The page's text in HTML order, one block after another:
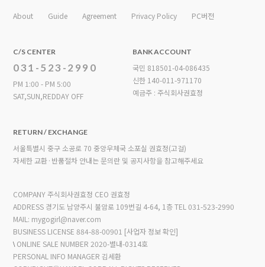
About Guide Agreement Privacy Policy PC버전
C/S CENTER
031-523-2990
PM 1:00 - PM 5:00
SAT,SUN,REDDAY OFF
BANK ACCOUNT
국민 818501-04-086435
신한 140-011-971170
예금주 : 주식회사권효정
RETURN / EXCHANGE
서울특별시 중구 소공로 70 중앙우체국 소포실 권효정(고걸)
자세한 교환·반품절차 안내는 문의란 및 공지사항을 참고해주세요
COMPANY 주식회사권효정 CEO 권효정
ADDRESS 경기도 남양주시 불암로 109번길 4-64, 1층TEL 031-523-2990
MAIL: mygogirl@naver.com
BUSINESS LICENSE 884-88-00901 [사업자 정보 확인]
\ ONLINE SALE NUMBER 2020-별내-0314호
PERSONAL INFO MANAGER 김세환